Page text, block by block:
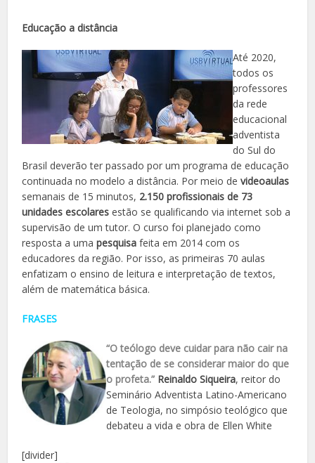
Educação a distância
Até 2020,
todos os
professores
da rede
educacional
adventista
do Sul do
Brasil deverão ter passado por um programa de educação
continuada no modelo a distância. Por meio devideoaulas
semanais de 15 minutos, 2.150 profissionais de 73
unidades escolares estão se qualificando via internet sob a
supervisão de um tutor. O curso foi planejado como
resposta a umapesquisa feita em 2014 com os
educadores da região. Por isso, as primeiras 70 aulas
enfatizam o ensino de leitura e interpretação de textos,
além de matemática básica.
FRASES
“O teólogo deve cuidar para não cair na
tentação de se considerar maior do que
o profeta.” Reinaldo Siqueira, reitor do
Seminário Adventista Latino-Americano
de Teologia, no simpósio teológico que
debateu a vida e obra de Ellen White
[divider]